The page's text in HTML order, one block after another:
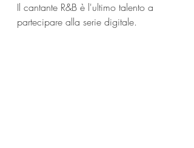
Il cantante R&B è l'ultimo talento a
partecipare alla serie digitale.